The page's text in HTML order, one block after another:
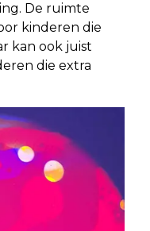
De ruimte
kinderen die
kan ook juist
die extra